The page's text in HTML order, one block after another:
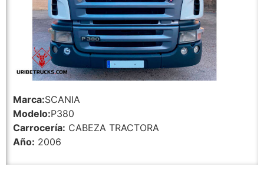
Marca:SCANIA
Modelo:P380
Carrocería: CABEZA TRACTORA
Año: 2006